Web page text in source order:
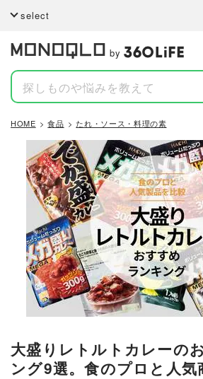
select
by
HOME 食品 たれ・ソース・料理の素
大盛りレトルトカレーの
ング9選。食のプロと人気